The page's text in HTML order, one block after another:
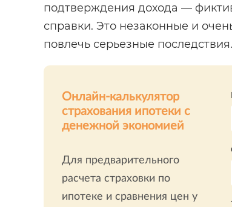
подтверждения дохода —
справки. Это незаконные и
повлечь серьезные последствия.
Онлайн-калькулятор
страхования ипотеки с
денежной экономией
Для предварительного
расчета страховки по
ипотеке и сравнения цен у